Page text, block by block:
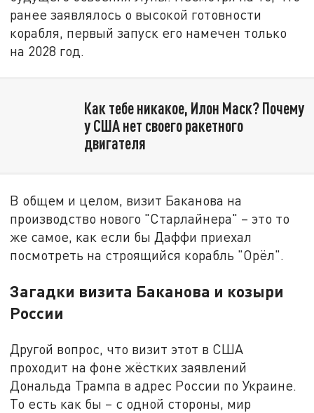
ранее заявлялось о высокой готовности
корабля, первый запуск его намечен только
на 2028 год.
Как тебе никакое, Илон Маск? Почему
у США нет своего ракетного
двигателя
В общем и целом, визит Баканова на
производство нового "Старлайнера" – это то
же самое, как если бы Даффи приехал
посмотреть на строящийся корабль "Орёл".
Загадки визита Баканова и козыри
России
Другой вопрос, что визит этот в США
проходит на фоне жёстких заявлений
Дональда Трампа в адрес России по Украине.
То есть как бы – с одной стороны, мир